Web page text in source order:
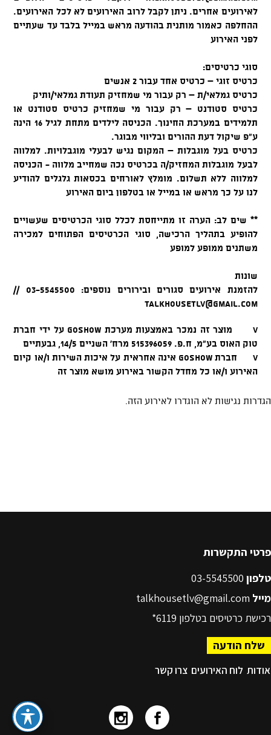
פרטי התקשרות
טלפון
מייל talkhousetlv@gmail.com
רכישת כרטיסים בטלפון 6119*
שלח הודעה
אודות לוח האירועים צרו קשר